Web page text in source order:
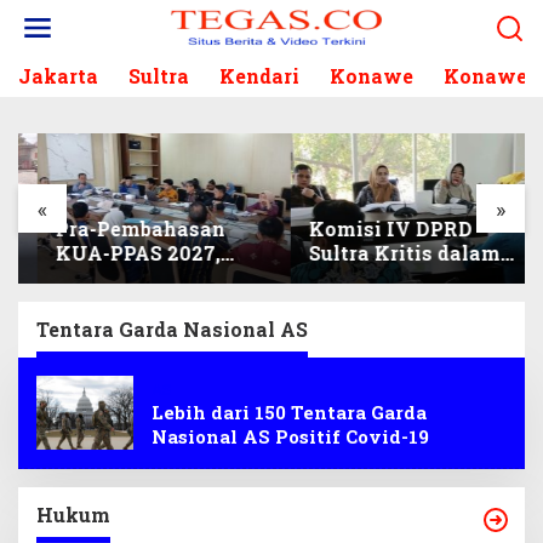
Jakarta Sultra Kendari Konawe Konawe
« »
Pra-Pembahasan
KUA-PPAS 2027,
Komisi I Sisir
Berkelanjutan
Komisi IV DPRD
Sultra Kritis dalam
Harmonisasi KUA-
Perubahan APBD
2026
Tentara Garda Nasional AS
Lebih dari 150 Tentara Garda
Nasional AS Positif Covid-19
Hukum